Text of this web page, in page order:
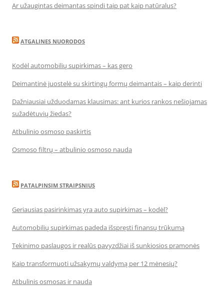
Ar užaugintas deimantas spindi taip pat kaip natūralus?
ATGALINES NUORODOS
Kodėl automobilių supirkimas – kas gero
Deimantinė juostelė su skirtingų formų deimantais – kaip derinti
Dažniausiai užduodamas klausimas: ant kurios rankos nešiojamas
sužadėtuvių žiedas?
Atbulinio osmoso paskirtis
Osmoso filtrų – atbulinio osmoso nauda
PATALPINSIM STRAIPSNIUS
Geriausias pasirinkimas yra auto supirkimas – kodėl?
Automobilių supirkimas padeda išspręsti finansų trūkumą
Tekinimo paslaugos ir realūs pavyzdžiai iš sunkiosios pramonės
Kaip transformuoti užsakymų valdymą per 12 mėnesių?
Atbulinis osmosas ir nauda